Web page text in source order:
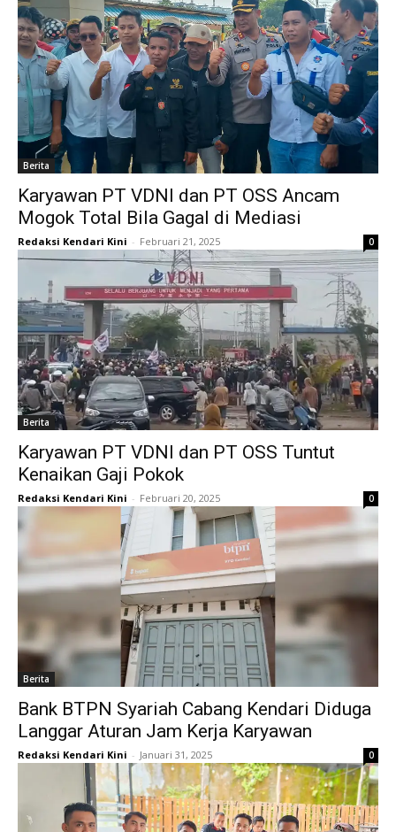
Berita
Karyawan PT VDNI dan PT OSS Ancam
Mogok Total Bila Gagal di Mediasi
Redaksi Kendari Kini - Februari 21, 2025 0
Berita
Karyawan PT VDNI dan PT OSS Tuntut
Kenaikan Gaji Pokok
Redaksi Kendari Kini - Februari 20, 2025 0
Berita
Bank BTPN Syariah Cabang Kendari Diduga
Langgar Aturan Jam Kerja Karyawan
Redaksi Kendari Kini - Januari 31, 2025 0